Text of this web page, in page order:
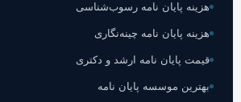
هزینه پایان نامه رسوب‌شناسی
هزینه پایان نامه چینه‌نگاری
قیمت پایان نامه ارشد و دکتری
بهترین موسسه پایان نامه